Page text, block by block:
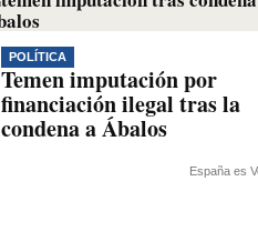
POLÍTICA
Temen imputación por
financiación ilegal tras la
condena a Ábalos
España es